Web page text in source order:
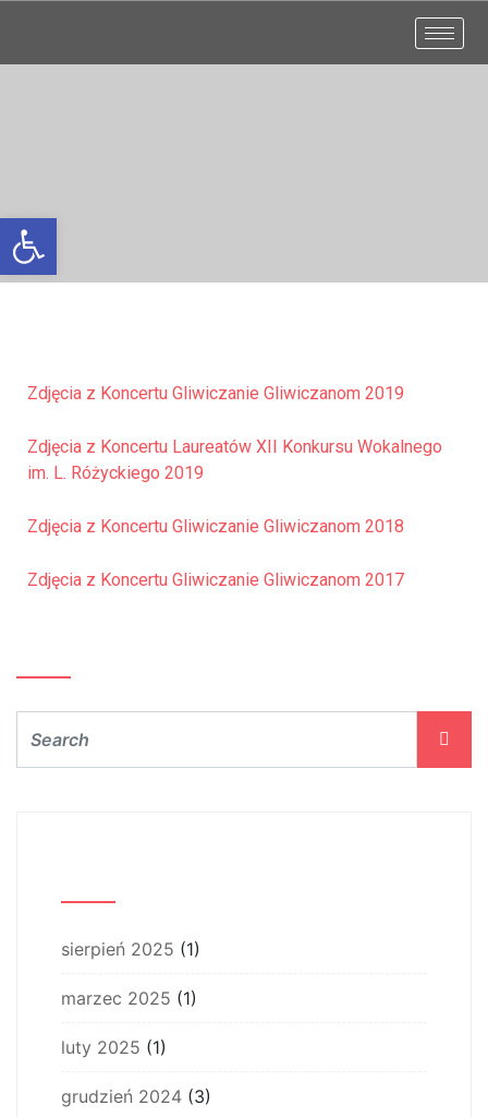
Otwórz pasek narzędzi
Zdjęcia z Koncertu Gliwiczanie Gliwiczanom 2019
Zdjęcia z Koncertu Laureatów XII Konkursu Wokalnego
im. L. Różyckiego 2019
Zdjęcia z Koncertu Gliwiczanie Gliwiczanom 2018
Zdjęcia z Koncertu Gliwiczanie Gliwiczanom 2017
sierpień 2025 (1)
marzec 2025 (1)
luty 2025 (1)
grudzień 2024 (3)